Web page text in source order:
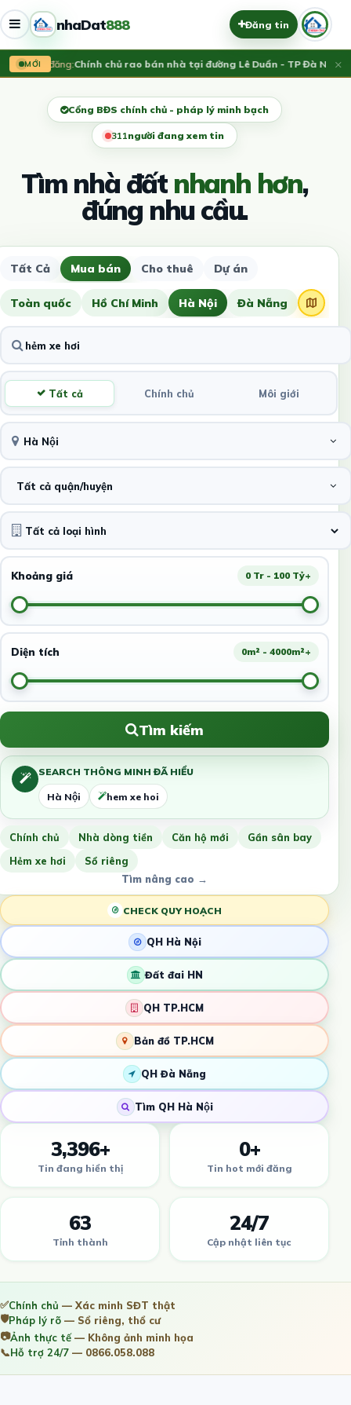
nhaDat888 Đăng tin
MỚI
Vừa đăng:Chính chủ rao bán nhà tại đường Lê Duẩn - TP Đà Nẵng;×
Cổng BĐS chính chủ - pháp lý minh bạch
313người đang xem tin
Tìm nhà đấtnhanh hơn,
đúng nhu cầu.
Tất Cả Mua bán Cho thuê Dự án
Toàn quốc Hồ Chí Minh Hà Nội Đà Nẵng
Tất cả Chính chủ Môi giới
Hà Nội
Tất cả quận/huyện
Khoảng giá 0 Tr - 100 Tỷ+
Diện tích 0m² - 4000m²+
Tìm kiếm
SEARCH THÔNG MINH ĐÃ HIỂU
Hà Nội hem xe hoi
Chính chủ Nhà dòng tiền Căn hộ mới
Gần sân bay
Hẻm xe hơi
Sổ riêng
Tìm nâng cao →
CHECK QUY HOẠCH
QH Hà Nội
Đất đai HN
QH TP.HCM
Bản đồ TP.HCM
QH Đà Nẵng
Tìm QH Hà Nội
3,396+
Tin đang hiển thị
0+
Tin hot mới đăng
63
Tỉnh thành
24/7
Cập nhật liên tục
✅Chính chủ — Xác minh SĐT thật
🛡️Pháp lý rõ — Sổ riêng, thổ cư
📷Ảnh thực tế— Không ảnh minh họa
📞Hỗ trợ 24/7 — 0866.058.088